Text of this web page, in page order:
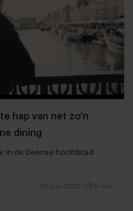
hap van net zo'n
dining
in de Deense hoofdstad
28 juni 2022 5 min